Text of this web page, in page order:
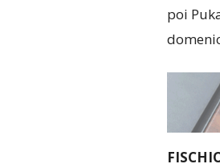
poi